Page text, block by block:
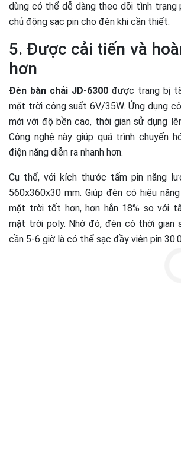
dùng có thể dễ dàng theo dõi tình trạng
chủ động sạc pin cho đèn khi cần thiết.
5. Được cải tiến và
hơn
Đèn bàn chải JD-6300 được trang bị
mặt trời công suất 6V/35W. Ứng dụng
mới với độ bền cao, thời gian sử dụng
Công nghệ này giúp quá trình chuyển
điện năng diễn ra nhanh hơn.
Cụ thể, với kích thước tấm pin năng
560x360x30 mm. Giúp đèn có hiệu
mặt trời tốt hơn, hơn hẳn 18% so với
mặt trời poly. Nhờ đó, đèn có thời gian
cần 5-6 giờ là có thể sạc đầy viên pin